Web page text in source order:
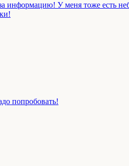
информацию! У меня тоже есть
попробовать!